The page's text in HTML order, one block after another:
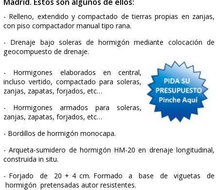
Realizamos todo tipo de REFORMAS DE
Madrid. Estos son algunos de ellos:
- Relleno, extendido y compactado de tierras propias en
con piso compactador manual tipo rana.
- Drenaje bajo soleras de hormigón mediante
geocompuesto de drenaje.